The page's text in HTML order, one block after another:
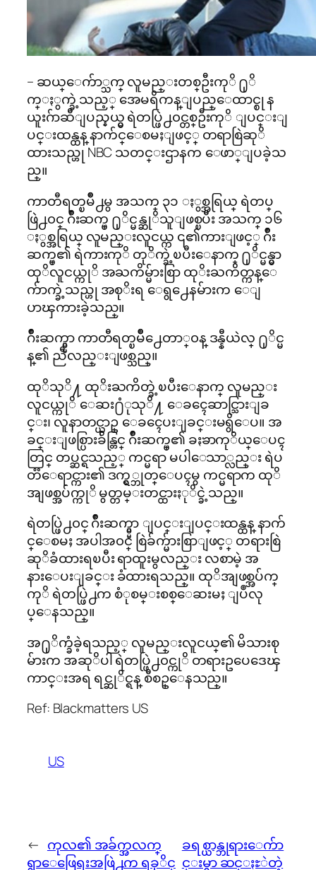
– ဆယ္ေက်ာ္သက္ လူမည္းတစ္ဦးကုိ ႐ုိ
က္ႏွက္ခဲ့သည့္ အေမရိကန္ျပည္ေထာင္စု န
ယူးဂ်ာဆီျပည္နယ္မွ ရဲတပ္ဖြဲ႕၀င္တစ္ဦးကုိ ျပင္းျ
ပင္းထန္ထန္ နာက်င္ေစမႈျဖင့္ တရာစြဲဆုိ
ထားသည္ဟု NBC သတင္းဌာနက ေဖာ္ျပခဲ့သ
ည္။
ကာတီရတ္ၿမိဳ႕မွ အသက္ ၃၁ ႏွစ္အရြယ္ ရဲတပ္
ဖြဲ႕၀င္ ဂ်ိဳးဆက္ပ္ ႐ုိင္မန္ဆုိသူျဖစ္ၿပီး အသက္ ၁၆
ႏွစ္အရြယ္ လူမည္းလူငယ္က ၎၏ကားျဖင့္ ဂ်ိဳး
ဆက္ပ္၏ ရဲကားကုိ တုိက္ခဲ့ၿပီးေနာက္ ႐ုိင္မန္မွာ
ထုိလူငယ္ကုိ အႀကိမ္မ်ားစြာ ထုိးႀကိတ္ကန္ေ
က်ာက္ခဲ့သည္ဟု အစုိးရ ေရွ႕ေနမ်ားက ေျ
ပာၾကားခဲ့သည္။
ဂ်ိဳးဆက္ပ္မွာ ကာတီရတ္ၿမိဳ႕ေတာ္၀န္ ဒန္နီယဲလ္ ႐ုိင္မ
န္၏ ညီလည္းျဖစ္သည္။
ထုိသုိ႔ ထုိးႀကိတ္ခဲ့ၿပီးေနာက္ လူမည္း
လူငယ္ကုိ ေဆး႐ံုသုိ႔ ေခၚေဆာင္သြားျခ
င္း၊ လူနာတင္ယာဥ္ ေခၚေပးျခင္းမရွိေပ။ အ
ခင္းျဖစ္ပြားခ်ိန္တြင္ ဂ်ိဳးဆက္ပ္၏ ခႏၶာကုိယ္ေပၚ
တြင္ တပ္ဆင္ရသည့္ ကင္မရာ မပါေသာ္လည္း ရဲပ
တၱေရာင္ကား၏ ဒက္ရွ္ဘုတ္ေပၚမွ ကင္မရာက ထုိ
အျဖစ္အပ်က္ကုိ မွတ္တမ္းတင္ထားႏုိင္ခဲ့သည္။
ရဲတပ္ဖြဲ႕၀င္ ဂ်ိဳးဆက္ပ္မွာ ျပင္းျပင္းထန္ထန္ နာက်
င္ေစမႈ အပါအ၀င္ စြဲခ်က္မ်ားစြာျဖင့္ တရားစြဲ
ဆုိခံထားရၿပီး ရာထူးမွလည္း လစာမဲ့ အ
နားေပးျခင္း ခံထားရသည္။ ထုိအျဖစ္အပ်က္
ကုိ ရဲတပ္ဖြဲ႕က စံုစမ္းစစ္ေဆးမႈ ျပဳလု
ပ္ေနသည္။
အ႐ုိက္ခံခဲ့ရသည့္ လူမည္းလူငယ္၏ မိသားစု
မ်ားက အဆုိပါ ရဲတပ္ဖြဲ႕၀င္ကုိ တရားဥပေဒေၾ
ကာင္းအရ ရင္ဆုိင္ရန္ စီစဥ္ေနသည္။
Ref: Blackmatters US
US
← ကုလ၏ အခ်က္အလက္
ရွာေဖြေရးအဖြဲ႕က ရခုိင္
ခရစ္ယာန္ဘုရားေက်ာ
င္းမွာ ဆင္ႏႊဲတဲ့